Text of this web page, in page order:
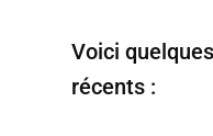
Voici
récents :